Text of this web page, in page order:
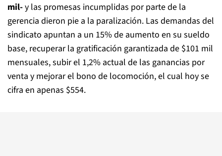
mil-y las promesas incumplidas por parte de la
gerencia dieron pie a la paralización. Las demandas del
sindicato apuntan a un 15% de aumento en su sueldo
base, recuperar la gratificación garantizada de $101 mil
mensuales, subir el 1,2% actual de las ganancias por
venta y mejorar el bono de locomoción, el cual hoy se
cifra en apenas $554.